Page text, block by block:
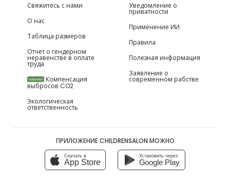
Свяжитесь с нами
О нас
Таблица размеров
Отчет о гендерном
неравенстве в оплате
труда
НОВИНКИ Компенсация
выбросов CO2
Экологическая
ответственность
Уведомление о
приватности
Применение ИИ
Правила
Полезная информация
Заявление о
современном рабстве
ПРИЛОЖЕНИЕ CHILDRENSALON МОЖНО
Скачать в
App Store
Установить через
Google Play